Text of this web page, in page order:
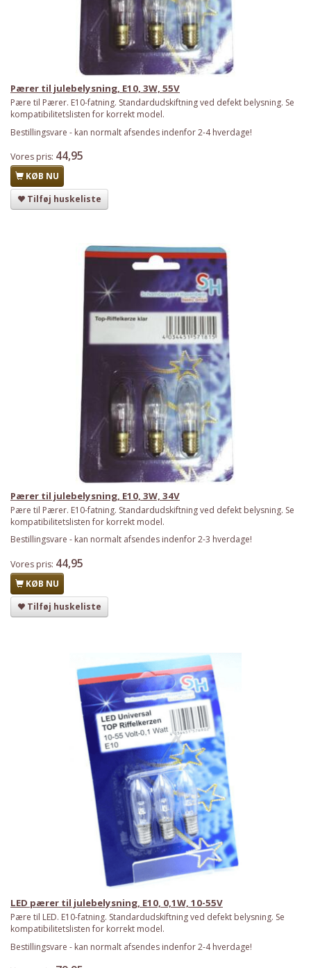
Pærer til julebelysning, E10, 3W, 55V
Pære til Pærer. E10-fatning. Standardudskiftning ved defekt belysning. Se
kompatibilitetslisten for korrekt model.
Bestillingsvare - kan normalt afsendes indenfor 2-4 hverdage!
Vores pris: 44,95
KØB NU
Tilføj huskeliste
Pærer til julebelysning, E10, 3W, 34V
Pære til Pærer. E10-fatning. Standardudskiftning ved defekt belysning. Se
kompatibilitetslisten for korrekt model.
Bestillingsvare - kan normalt afsendes indenfor 2-3 hverdage!
Vores pris: 44,95
KØB NU
Tilføj huskeliste
LED pærer til julebelysning, E10, 0,1W, 10-55V
Pære til LED. E10-fatning. Standardudskiftning ved defekt belysning. Se
kompatibilitetslisten for korrekt model.
Bestillingsvare - kan normalt afsendes indenfor 2-4 hverdage!
Har du det også varmt?
Stort udvalg i ventilatorer
Priser fra kun 29,95
Se dem nu